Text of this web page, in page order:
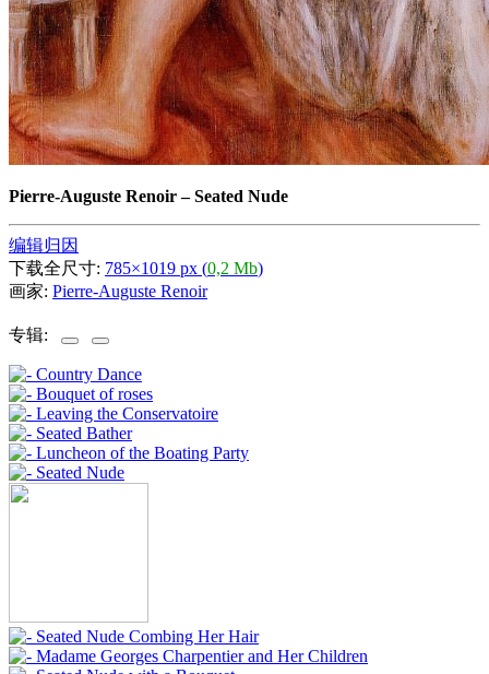
Pierre-Auguste Renoir–Seated Nude
编辑归因
下载全尺寸: 785×1019 px (0,2 Mb)
画家: Pierre-Auguste Renoir
专辑: